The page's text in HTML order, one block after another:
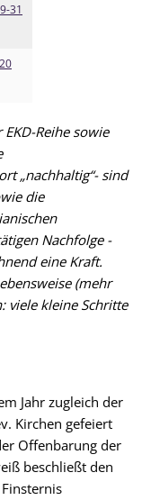
31
Reihe sowie
„nachhaltig“- sind
die
Nachfolge -
eine Kraft.
(mehr
viele kleine Schritte
Jahr zugleich der
Kirchen gefeiert
Offenbarung der
beschließt den